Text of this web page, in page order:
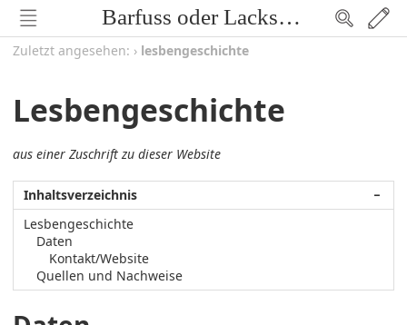
Barfuss oder Lackschuh
Zuletzt angesehen: › lesbengeschichte
Lesbengeschichte
aus einer Zuschrift zu dieser Website
−
Inhaltsverzeichnis
Lesbengeschichte
Daten
Kontakt/Website
Quellen und Nachweise